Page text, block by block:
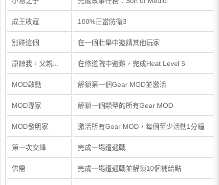
成王敗寇 100%正當防衛3
別碰這個 在一個壯舉中邀請其他玩家
原諒我，父親... 在修道院中避難，完成Heat Level 5
MOD啟動 解鎖第一個Gear MOD並激活
MOD專家 解鎖一個類型的所有Gear MOD
MOD發明家 激活所有Gear MOD，每個至少活動1分鐘
第一次交鋒 完成一場遭遇戰
供需 完成一場遭遇戰並解鎖10個補給點